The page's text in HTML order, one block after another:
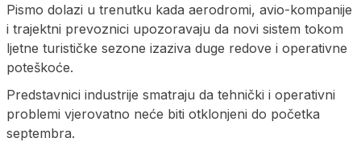
Pismo dolazi u trenutku kada aerodromi, avio-kompanije
i trajektni prevoznici upozoravaju da novi sistem tokom
ljetne turističke sezone izaziva duge redove i operativne
poteškoće.
Predstavnici industrije smatraju da tehnički i operativni
problemi vjerovatno neće biti otklonjeni do početka
septembra.